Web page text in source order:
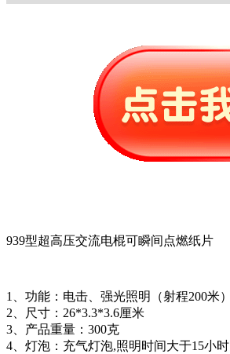
939型超高压交流电棍可瞬间点燃纸片
1、功能：电击、强光照明（射程200米）
2、尺寸：26*3.3*3.6厘米
3、产品重量：300克
4、灯泡：充气灯泡,照明时间大于15小时